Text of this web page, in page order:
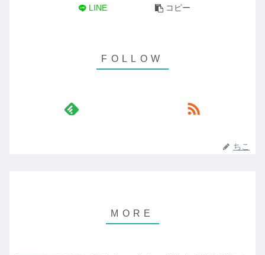
LINE コピー
ちこ